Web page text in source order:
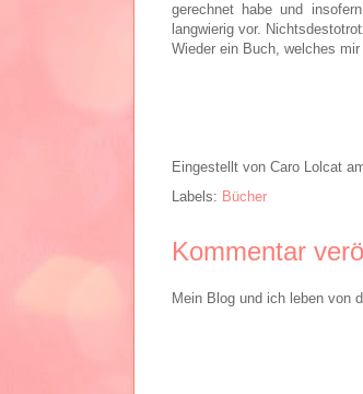
gerechnet habe und
langwierig vor.
Wieder ein Buch, welches
Eingestellt von Caro Lolcat
Labels: Bücher
Kommentar
Mein Blog und ich leben von